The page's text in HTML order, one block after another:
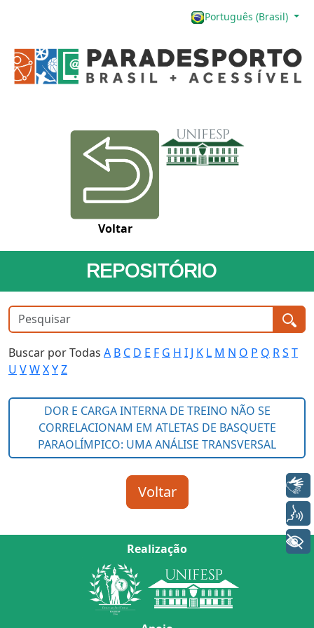
Português (Brasil)
Voltar
REPOSITÓRIO
Buscar por Todas A B C D E F G H I J K L M N O P Q RS T
U VWXYZ
Realização